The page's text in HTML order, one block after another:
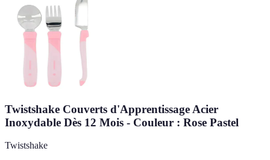
Twistshake Couverts d'Apprentissage Acier
Inoxydable Dès 12 Mois - Couleur : Rose Pastel
Twistshake